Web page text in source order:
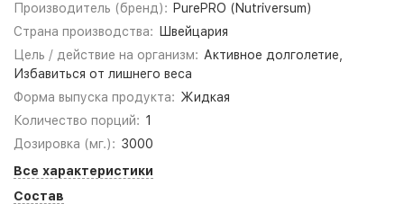
Производитель (бренд): PurePRO (Nutriversum)
Страна производства:
Швейцария
Цель / действие на организм: Активное долголетие,
Избавиться от лишнего веса
Форма выпуска продукта: Жидкая
Количество порций: 1
Дозировка (мг.): 3000
Все характеристики
Состав